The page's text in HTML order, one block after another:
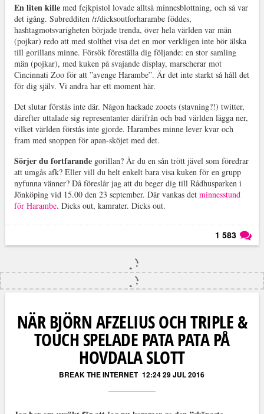
En liten killemed fejkpistol lovade alltså minnesblottning, och så var
det igång. Subredditen /r/dicksoutforharambe föddes,
hashtagmotsvarigheten började trenda, över hela världen var män
(pojkar) redo att med stolthet visa det en mor verkligen inte bör älska
till gorillans minne. Försök föreställa dig följande: en stor samling
män (pojkar), med kuken på svajande display, marscherar mot
Cincinnati Zoo för att ”avenge Harambe”. Är det inte starkt så håll det
för dig själv. Vi andra har ett moment här.
Det slutar förstås inte där. Någon hackade zooets (stavning?!) twitter,
därefter uttalade sig representanter därifrån och bad världen lägga ner,
vilket världen förstås inte gjorde. Harambes minne lever kvar och
fram med snoppen för apan-sköjet med det.
Sörjer du fortfarandegorillan? Är du en sån trött jävel som föredrar
att umgås afk? Eller vill du helt enkelt bara visa kuken för en grupp
nyfunna vänner? Då föreslår jag att du beger dig till Rådhusparken i
Jönköping vid 15.00 den 23 september. Där vankas det minnesstund
för Harambe. Dicks out, kamrater. Dicks out.
1 583
NÄR BJÖRN AFZELIUS OCH TRIPLE &
TOUCH SPELADE PATA PATA PÅ
HOVDALA SLOTT
BREAK THE INTERNET 12:24 29 JUL 2016